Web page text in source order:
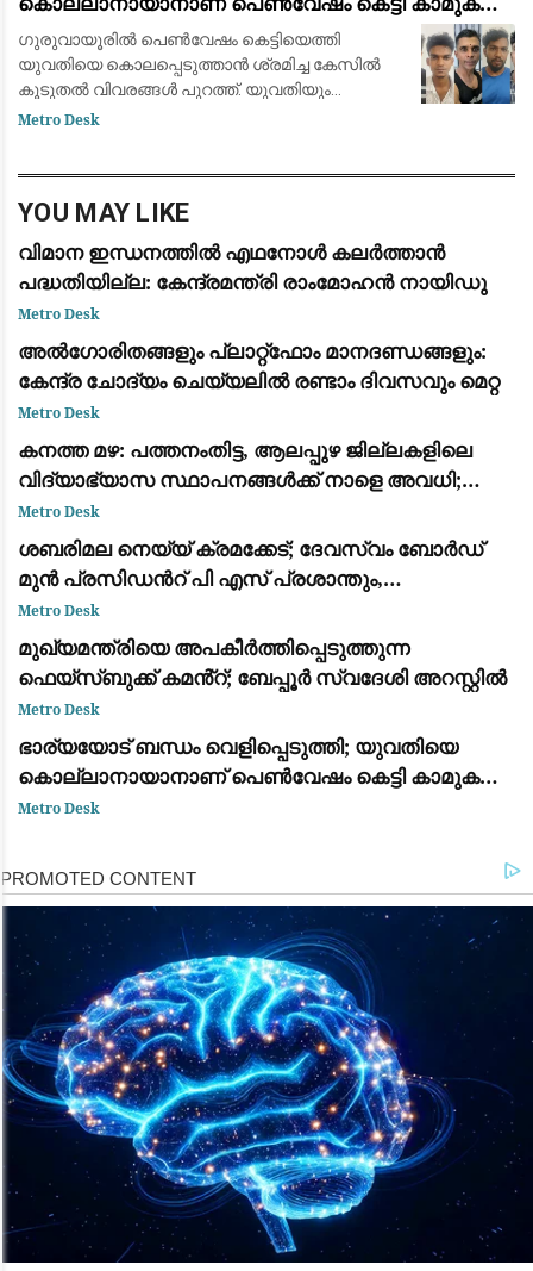
ഗുരുവായൂരിലെത്തിയതെന്ന് പോലീസ്
ഗുരുവായൂരിൽ പെൺവേഷം കെട്ടിയെത്തി
യുവതിയെ കൊലപ്പെടുത്താൻ ശ്രമിച്ച കേസിൽ
കൂടുതൽ വിവരങ്ങൾ പുറത്ത്. യുവതിയും
മുഖ്യപ്രതി പ്രസാദും തമ്മിലുണ്ടായിരുന്ന ബന്ധം
Metro Desk
YOU MAY LIKE
വിമാന ഇന്ധനത്തിൽ എഥനോൾ കലർത്താൻ
പദ്ധതിയില്ല: കേന്ദ്രമന്ത്രി രാംമോഹൻ നായിഡു
Metro Desk
അൽഗോരിതങ്ങളും പ്ലാറ്റ്‌ഫോം മാനദണ്ഡങ്ങളും:
കേന്ദ്ര ചോദ്യം ചെയ്യലിൽ രണ്ടാം ദിവസവും മെറ്റ
Metro Desk
കനത്ത മഴ: പത്തനംതിട്ട, ആലപ്പുഴ ജില്ലകളിലെ
വിദ്യാഭ്യാസ സ്ഥാപനങ്ങൾക്ക് നാളെ അവധി;
ഓറഞ്ച് അലർട്ട് പ്രഖ്യാപിച്ചു
Metro Desk
ശബരിമല നെയ്യ് ക്രമക്കേട്; ദേവസ്വം ബോർഡ്
മുൻ പ്രസിഡന്‍റ് പി എസ് പ്രശാന്തും,
അജികുമാറും, മുരാരി ബാബുവും പ്രതി പട്ടികയില്‍
Metro Desk
മുഖ്യമന്ത്രിയെ അപകീർത്തിപ്പെടുത്തുന്ന
ഫെയ്സ്ബുക്ക് കമൻ്റ്; ബേപ്പൂർ സ്വദേശി അറസ്റ്റിൽ
Metro Desk
ഭാര്യയോട് ബന്ധം വെളിപ്പെടുത്തി; യുവതിയെ
കൊല്ലാനായാനാണ് പെൺവേഷം കെട്ടി കാമുകൻ
ഗുരുവായൂരിലെത്തിയതെന്ന് പോലീസ്
Metro Desk